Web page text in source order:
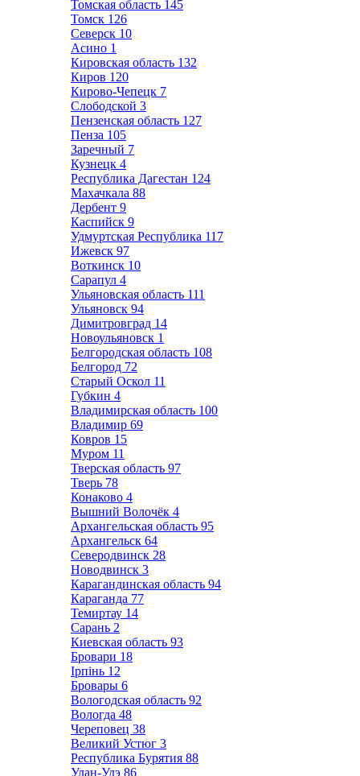
Томская область 145
Томск 126
Северск 10
Асино 1
Кировская область 132
Киров 120
Кирово-Чепецк 7
Слободской 3
Пензенская область 127
Пенза 105
Заречный 7
Кузнецк 4
Республика Дагестан 124
Махачкала 88
Дербент 9
Каспийск 9
Удмуртская Республика 117
Ижевск 97
Воткинск 10
Сарапул 4
Ульяновская область 111
Ульяновск 94
Димитровград 14
Новоульяновск 1
Белгородская область 108
Белгород 72
Старый Оскол 11
Губкин 4
Владимирская область 100
Владимир 69
Ковров 15
Муром 11
Тверская область 97
Тверь 78
Конаково 4
Вышний Волочёк 4
Архангельская область 95
Архангельск 64
Северодвинск 28
Новодвинск 3
Карагандинская область 94
Караганда 77
Темиртау 14
Сарань 2
Киевская область 93
Бровари 18
Ірпінь 12
Бровары 6
Вологодская область 92
Вологда 48
Череповец 38
Великий Устюг 3
Республика Бурятия 88
Улан-Удэ 86